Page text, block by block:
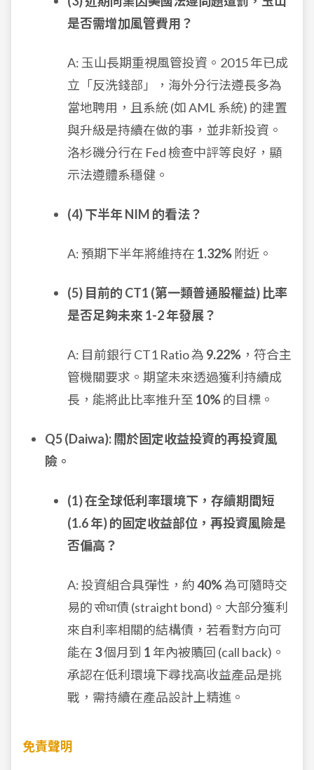
是否需增加風管費用？
A: 玉山長期重視風管投資。2015 年已成
立「反洗錢部」，海外分行法遵長多為
當地聘用，且系統 (如 AML 系統) 的建置
與升級是持續在做的事，並非新投資。
洛杉磯分行在 Fed 檢查中評等良好，顯
示法遵體系穩健。
(4) 下半年 NIM 的看法？
A: 預期下半年將維持在 1.32%附近。
(5) 目前的 CT1 (第一類普通股權益) 比率
是否足夠未來 1-2 年發展？
A: 目前銀行 CT1 Ratio 為 9.22% ，符合主
管機關要求。期望未來透過獲利持續成
長，能將此比率推升至 10%的目標。
Q5 (Daiwa): 關於固定收益投資的再投資風
險。
(1) 在全球低利率環境下，存續期間短
(1.6 年) 的固定收益部位，再投資風險是
否偏高？
A: 投資組合具彈性，約40%為可隨時交
易的 सीधा債 (straight bond)。大部分獲利
來自利率相關的結構債，若看對方向可
能在 3個月到 1年內被贖回 (call back)。
承認在低利環境下尋找高收益產品是挑
戰，需持續在產品設計上精進。
免責聲明